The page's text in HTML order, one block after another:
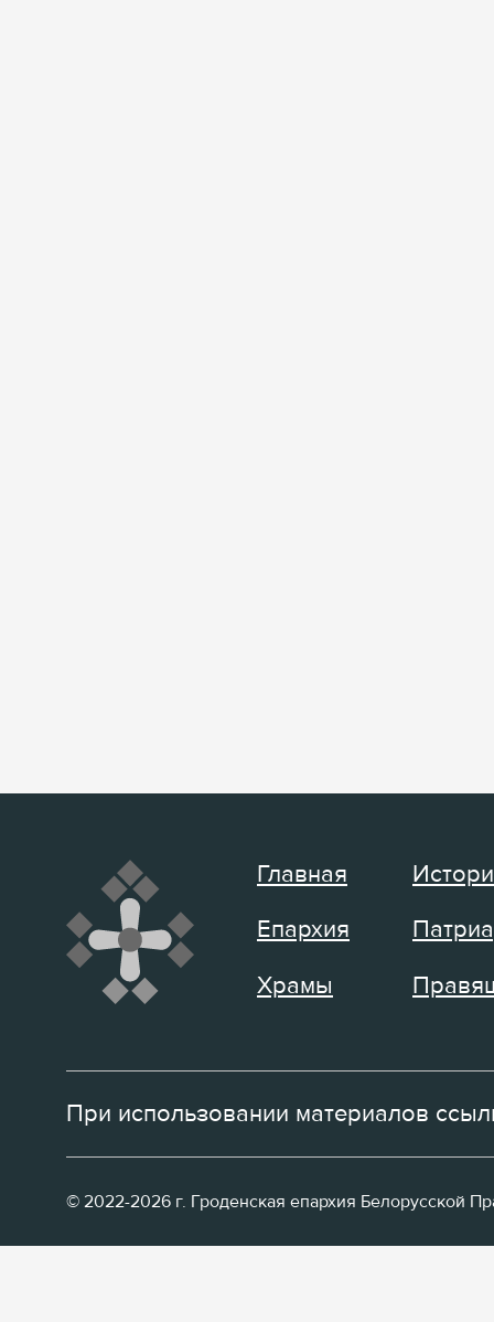
Главная
Епархия
Храмы
При использовании материалов
© 2022-2026 г. Гроденская епархия Белорусской